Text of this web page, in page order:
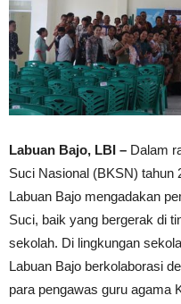
Labuan Bajo, LBI – Dalam
Suci Nasional (BKSN) tahun
Labuan Bajo mengadakan
Suci, baik yang bergerak di
sekolah. Di lingkungan
Labuan Bajo berkolaborasi
para pengawas guru agama